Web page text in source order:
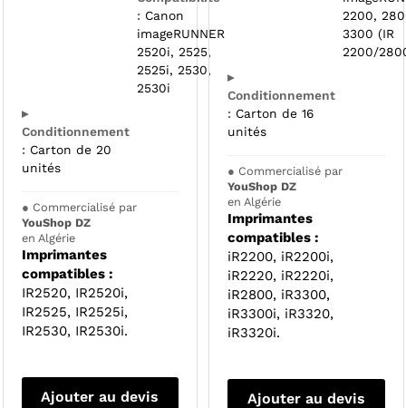
: Canon
imageRUNNER
2520i, 2525,
2525i, 2530,
2530i
▸
Conditionnement
: Carton de 20
unités
● Commercialisé par
YouShop DZ
en Algérie
Imprimantes
compatibles :
IR2520, IR2520i,
IR2525, IR2525i,
IR2530, IR2530i.
Ajouter au devis
2200,
3300 (IR
2200/
▸
Conditionnement
: Carton de 16
unités
● Commercialisé par
YouShop DZ
en Algérie
Imprimantes
compatibles :
iR2200, iR2200i,
iR2220, iR2220i,
iR2800, iR3300,
iR3300i, iR3320,
iR3320i.
Ajouter au devis